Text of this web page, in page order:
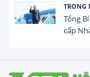
TRONG
Tổng
cấp